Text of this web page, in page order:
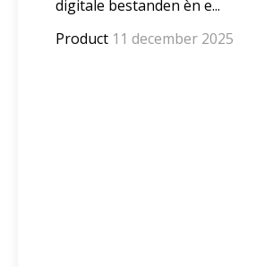
digitale bestanden èn e...
Product 11 december 2025